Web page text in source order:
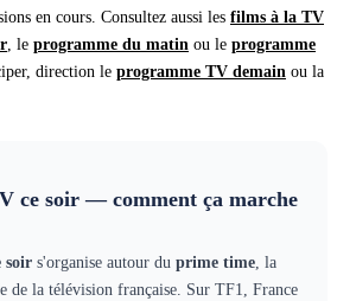
en cours. Consultez aussi les films à la TV
le programme du matin ou le programme
direction le programme TV demain ou la
ce soir — comment ça marche
soir s'organise autour du prime time , la
de la télévision française. Sur TF1, France